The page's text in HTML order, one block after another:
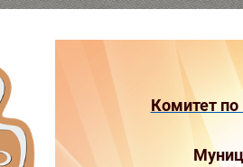
Комитет по